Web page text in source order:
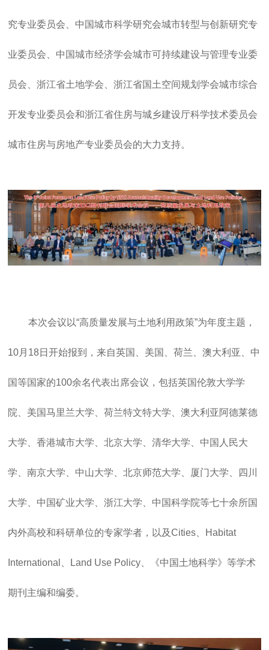
究专业委员会、中国城市科学研究会城市转型与创新研究专
业委员会、中国城市经济学会城市可持续建设与管理专业委
员会、浙江省土地学会、浙江省国土空间规划学会城市综合
开发专业委员会和浙江省住房与城乡建设厅科学技术委员会
城市住房与房地产专业委员会的大力支持。
本次会议以“高质量发展与土地利用政策”为年度主题，
10月18日开始报到，来自英国、美国、荷兰、澳大利亚、中
国等国家的100余名代表出席会议，包括英国伦敦大学学
院、美国马里兰大学、荷兰特文特大学、澳大利亚阿德莱德
大学、香港城市大学、北京大学、清华大学、中国人民大
学、南京大学、中山大学、北京师范大学、厦门大学、四川
大学、中国矿业大学、浙江大学、中国科学院等七十余所国
内外高校和科研单位的专家学者，以及Cities、Habitat
International、Land Use Policy、《中国土地科学》等学术
期刊主编和编委。